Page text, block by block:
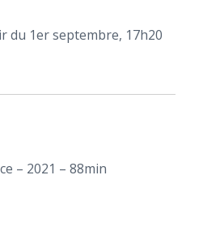
du 1er septembre, 17h20
– 2021 – 88min